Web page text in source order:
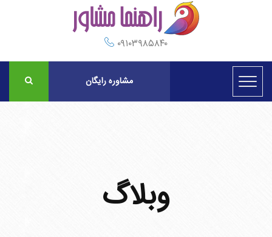
۰۹۱۰۳۹۸۵۸۴۰
مشاوره رایگان
وبلاگ